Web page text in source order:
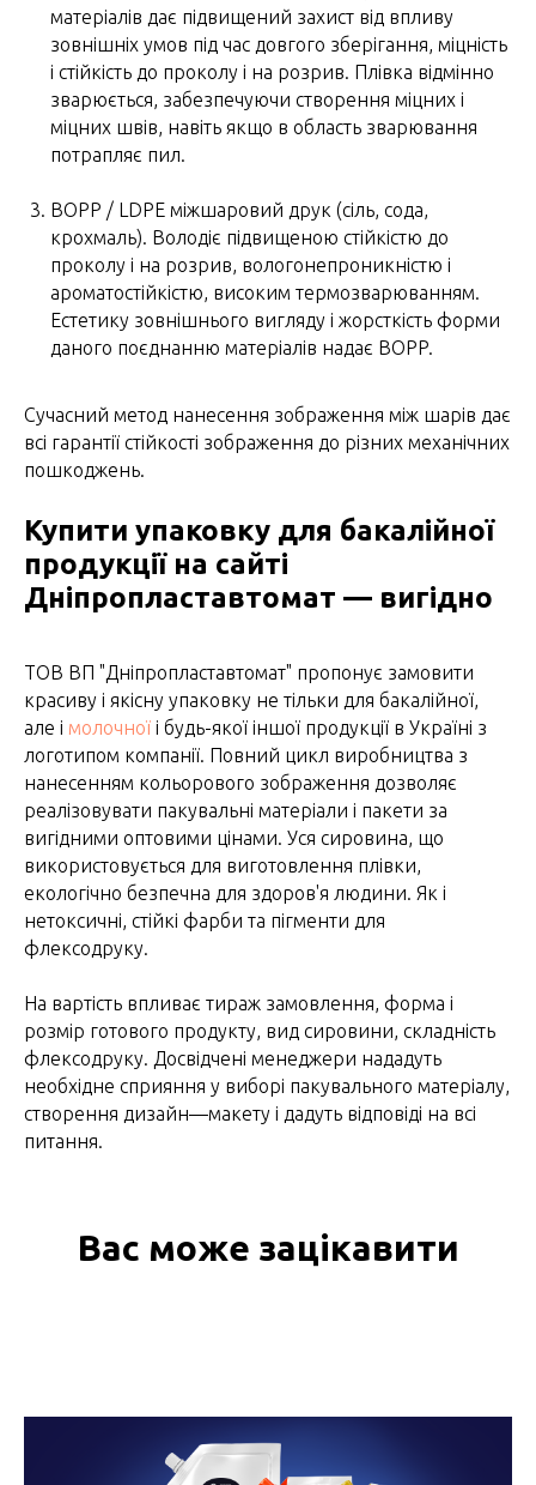
матеріалів дає підвищений захист від впливу
зовнішніх умов під час довгого зберігання, міцність
і стійкість до проколу і на розрив. Плівка відмінно
зварюється, забезпечуючи створення міцних і
міцних швів, навіть якщо в область зварювання
потрапляє пил.
BOPP / LDPE міжшаровий друк (сіль, сода,
крохмаль). Володіє підвищеною стійкістю до
проколу і на розрив, вологонепроникністю і
ароматостійкістю, високим термозварюванням.
Естетику зовнішнього вигляду і жорсткість форми
даного поєднанню матеріалів надає BOPP.
Сучасний метод нанесення зображення між шарів дає
всі гарантії стійкості зображення до різних механічних
пошкоджень.
Купити упаковку для бакалійної
продукції на сайті
Дніпропластавтомат — вигідно
ТОВ ВП "Дніпропластавтомат" пропонує замовити
красиву і якісну упаковку не тільки для бакалійної,
але і молочної і будь-якої іншої продукції в Україні з
логотипом компанії. Повний цикл виробництва з
нанесенням кольорового зображення дозволяє
реалізовувати пакувальні матеріали і пакети за
вигідними оптовими цінами. Уся сировина, що
використовується для виготовлення плівки,
екологічно безпечна для здоров'я людини. Як і
нетоксичні, стійкі фарби та пігменти для
флексодруку.
На вартість впливає тираж замовлення, форма і
розмір готового продукту, вид сировини, складність
флексодруку. Досвідчені менеджери нададуть
необхідне сприяння у виборі пакувального матеріалу,
створення дизайн—макету і дадуть відповіді на всі
питання.
Вас може зацікавити